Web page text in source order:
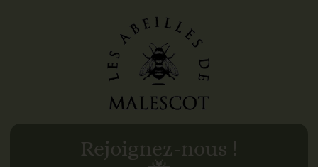
Rejoignez-nous !